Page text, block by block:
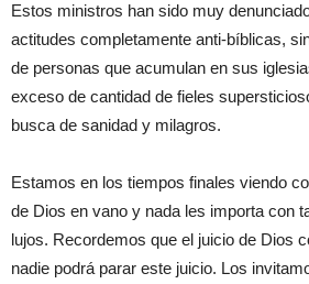
Estos ministros han sido muy
actitudes completamente anti-bíblicas,
de personas que acumulan en sus
exceso de cantidad de fieles
busca de sanidad y milagros.
Estamos en los tiempos finales viendo
de Dios en vano y nada les importa con
lujos. Recordemos que el juicio de Dios
nadie podrá parar este juicio. Los